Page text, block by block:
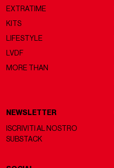
EXTRATIME
KITS
LIFESTYLE
LVDF
MORE THAN
NEWSLETTER
ISCRIVITI AL NOSTRO
SUBSTACK